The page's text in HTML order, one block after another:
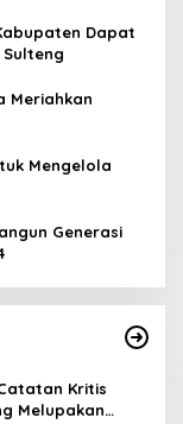
Dapat
Meriahkan
Mengelola
Generasi
Kritis
Melupakan